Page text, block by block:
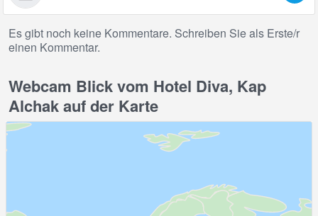
Es gibt noch keine Kommentare. Schreiben Sie als Erste/r
einen Kommentar.
Webcam Blick vom Hotel Diva, Kap
Alchak auf der Karte